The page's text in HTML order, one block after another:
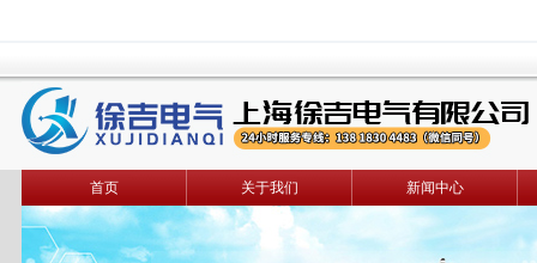
首页 关于我们 新闻中心